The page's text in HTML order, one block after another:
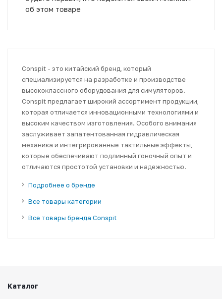
об этом товаре
Conspit - это китайский бренд, который
специализируется на разработке и производстве
высококлассного оборудования для симуляторов.
Conspit предлагает широкий ассортимент продукции,
которая отличается инновационными технологиями и
высоким качеством изготовления. Особого внимания
заслуживает запатентованная гидравлическая
механика и интегрированные тактильные эффекты,
которые обеспечивают подлинный гоночный опыт и
отличаются простотой установки и надежностью.
Подробнее о бренде
Все товары категории
Все товары бренда Conspit
Каталог